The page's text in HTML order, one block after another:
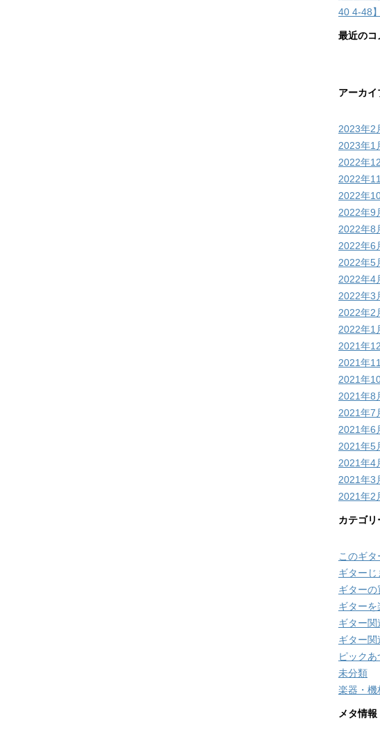
40 4-48】
最近のコ
アーカイ
2023年2
2023年1
2022年
2022年
2022年
2022年9
2022年8
2022年6
2022年5
2022年4
2022年3
2022年2
2022年1
2021年
2021年
2021年
2021年8
2021年7
2021年6
2021年5
2021年4
2021年3
2021年2
カテゴリ
このギタ
ギターじ
ギター
ギターを
ギター関
ギター関
ピックあ
未分類
楽器・機
メタ情報